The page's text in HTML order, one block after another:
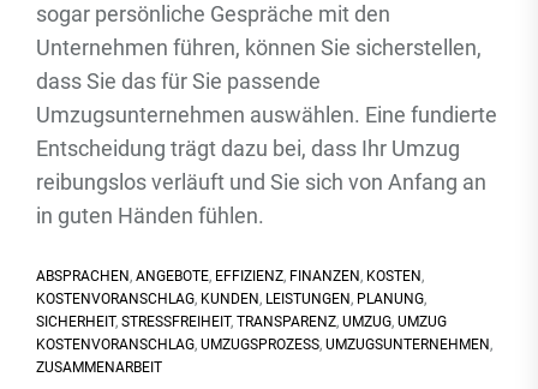
sogar persönliche Gespräche mit den
Unternehmen führen, können Sie sicherstellen,
dass Sie das für Sie passende
Umzugsunternehmen auswählen. Eine fundierte
Entscheidung trägt dazu bei, dass Ihr Umzug
reibungslos verläuft und Sie sich von Anfang an
in guten Händen fühlen.
ABSPRACHEN, ANGEBOTE, EFFIZIENZ, FINANZEN, KOSTEN,
KOSTENVORANSCHLAG, KUNDEN, LEISTUNGEN, PLANUNG,
SICHERHEIT, STRESSFREIHEIT, TRANSPARENZ, UMZUG, UMZUG
KOSTENVORANSCHLAG, UMZUGSPROZESS, UMZUGSUNTERNEHMEN,
ZUSAMMENARBEIT